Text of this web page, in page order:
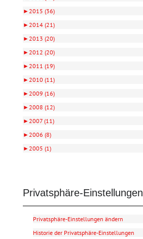
► 2015 (36)
► 2014 (21)
► 2013 (20)
► 2012 (20)
► 2011 (19)
► 2010 (11)
► 2009 (16)
► 2008 (12)
► 2007 (11)
► 2006 (8)
► 2005 (1)
Privatsphäre-Einstellungen
Privatsphäre-Einstellungen ändern
Historie der Privatsphäre-Einstellungen